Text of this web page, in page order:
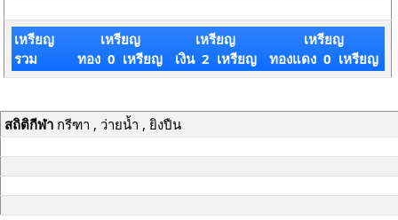
เหรียญ
รวม
เหรียญ
ทอง 0 เหรียญ
เหรียญ
เงิน 2 เหรียญ
เหรียญ
ทองแดง 0 เหรียญ
สถิติกีฬากรีฑา , ว่ายน้ำ , ยิงปืน